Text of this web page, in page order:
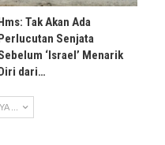
Tak Akan Ada
Senjata
‘Israel’ Menarik
dari…
...